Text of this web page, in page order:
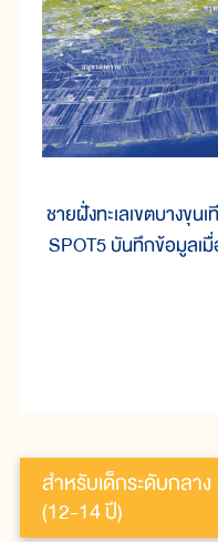
สำหรับเด็กระดับกลาง
(12-14 ปี)
ชายฝั่งทะเลเขตบางขุ
SPOT5 บันทึกข้อมูล